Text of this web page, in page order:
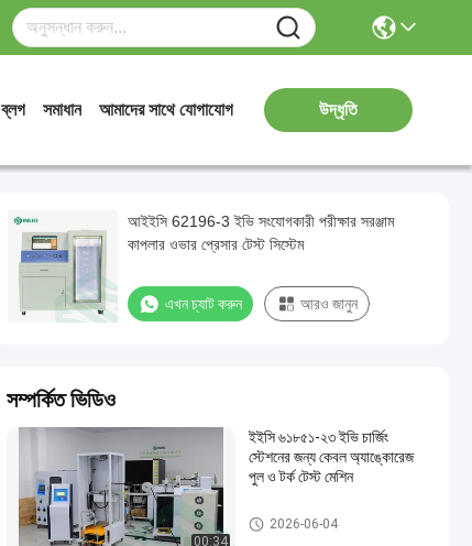
ব্লগ সমাধান আমাদের সাথে যোগাযোগ উদ্ধৃতি
আইইসি 62196-3 ইভি সংযোগকারী পরীক্ষার সরঞ্জাম
কাপলার ওভার প্রেসার টেস্ট সিস্টেম
এখন চ্যাট করুন আরও জানুন
সম্পর্কিত ভিডিও
00:34
ইইসি ৬১৮৫১-২৩ ইভি চার্জিং
স্টেশনের জন্য কেবল অ্যাঙ্কোরেজ
পুল ও টর্ক টেস্ট মেশিন
বৈদ্যুতিক যানবাহন পরীক্ষার সরঞ্জাম
2026-06-04